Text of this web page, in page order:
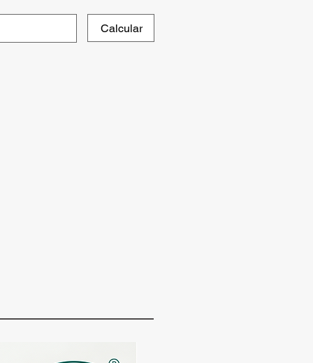
Calcular